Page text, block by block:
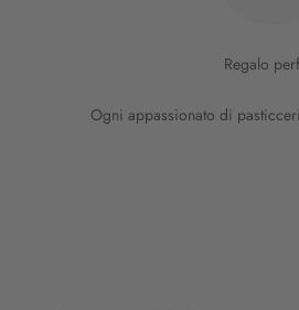
Regalo
Ogni appassionato di